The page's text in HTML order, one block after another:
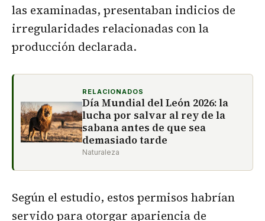
las examinadas, presentaban indicios de
irregularidades relacionadas con la
producción declarada.
RELACIONADOS
Día Mundial del León 2026: la
lucha por salvar al rey de la
sabana antes de que sea
demasiado tarde
Naturaleza
Según el estudio, estos permisos habrían
servido para otorgar apariencia de